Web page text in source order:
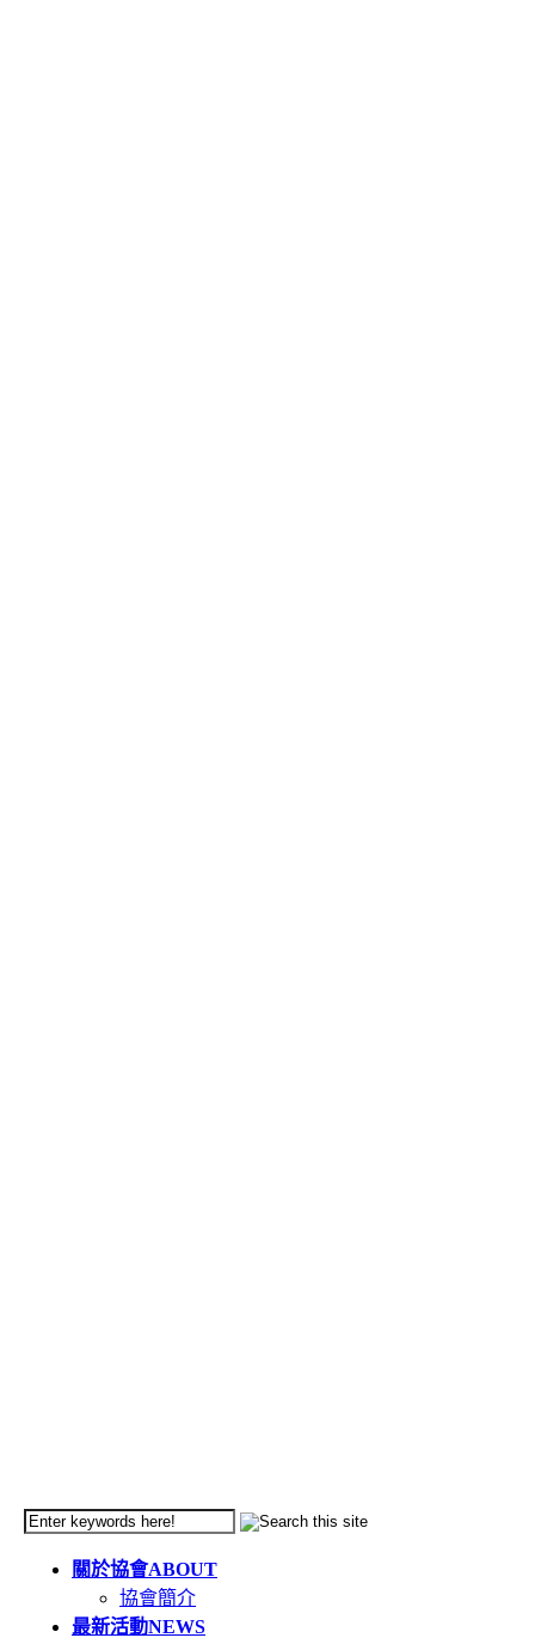
關於協會ABOUT
協會簡介
最新活動NEWS